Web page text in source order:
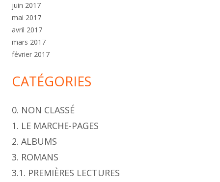
juin 2017
mai 2017
avril 2017
mars 2017
février 2017
CATÉGORIES
0. NON CLASSÉ
1. LE MARCHE-PAGES
2. ALBUMS
3. ROMANS
3.1. PREMIÈRES LECTURES